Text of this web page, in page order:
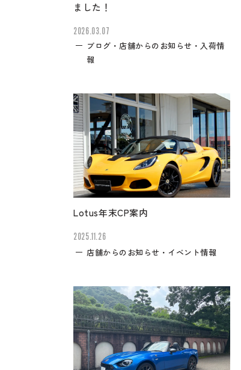
ました！
2026.03.07
ブログ・店舗からのお知らせ・入荷情
報
Lotus年末CP案内
2025.11.26
店舗からのお知らせ・イベント情報